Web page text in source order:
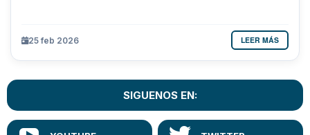
25 feb 2026 LEER MÁS
SIGUENOS EN: